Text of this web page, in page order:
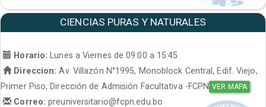
CIENCIAS PURAS Y NATURALES
Horario:
Lunes a Viernes de 09:00 a 15:45
Direccion: Av. Villazón N°1995, Monoblock Central, Edif. Viejo,
Primer Piso, Dirección de Admisión Facultativa -FCPN VER MAPA
Correo:preuniversitario@fcpn.edu.bo